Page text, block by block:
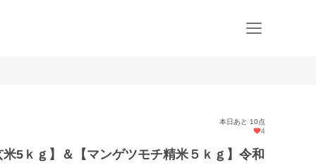
本日あと 10点
4
5ｋｇ】＆【マンゲツモチ精米５ｋｇ】令和